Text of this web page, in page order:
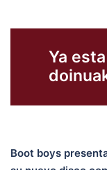
Ya
Boot boys